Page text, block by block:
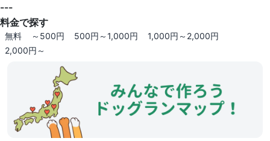
---
料金で探す
無料 ～500円 500円～1,000円
1,000円～2,000円
2,000円～